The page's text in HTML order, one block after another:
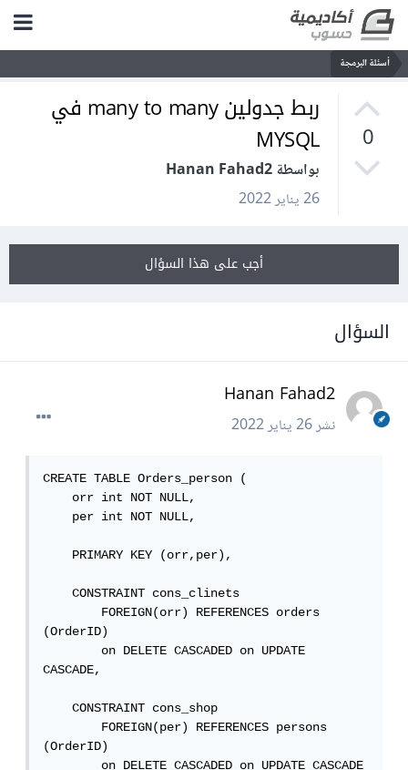
أسئلة البرمجة
0
ربط جدولين many to many في
MYSQL
بواسطة Hanan Fahad2
26 يناير 2022
أجب على هذا السؤال
السؤال
Hanan Fahad2
نشر26 يناير 2022
CREATE TABLE Orders_person (
    orr int NOT NULL,
    per int NOT NULL,
    PRIMARY KEY (orr,per),
    CONSTRAINT cons_clinets
        FOREIGN(orr) REFERENCES orders
(OrderID)
        on DELETE CASCADED on UPDATE
CASCADE,
    CONSTRAINT cons_shop
        FOREIGN(per) REFERENCES persons
(OrderID)
        on DELETE CASCADED on UPDATE CASCADE